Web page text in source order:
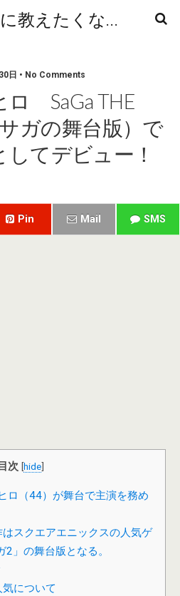
思わず誰かに教えたくなるニュースや雑学
日 • No Comments
ロ SaGa THE
ガの舞台版）で
てデビュー！
Pin Mail SMS
目次 [hide]
ロ（44）が舞台で主演を務め
スクエアエニックスの人気ゲ
」の舞台版となる。
について